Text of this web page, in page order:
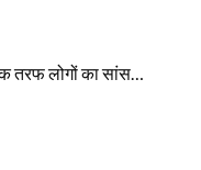
तरफ लोगों का सांस…